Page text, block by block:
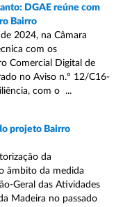
DGAE reúne com
Bairro
2024, na Câmara
com os
Comercial Digital de
no Aviso n.º 12/C16-
com o ...
projeto Bairro
da
âmbito da medida
Geral das Atividades
Madeira no passado